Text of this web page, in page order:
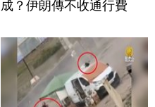
成？伊朗傳不收通行費